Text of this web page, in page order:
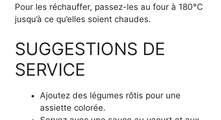
Pour les réchauffer, passez-les au four à 180°C
jusqu’à ce qu’elles soient chaudes.
SUGGESTIONS DE
SERVICE
Ajoutez des légumes rôtis pour une
assiette colorée.